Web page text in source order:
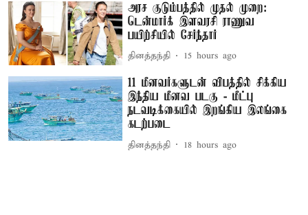
அரச குடும்பத்தில் முதல் முறை:
டென்மார்க் இளவரசி ராணுவ
பயிற்சியில் சேர்ந்தார்
தினத்தந்தி 15 hours ago
11 மீனவர்களுடன் விபத்தில் சிக்கிய
இந்திய மீனவ படகு - மீட்பு
நடவடிக்கையில் இறங்கிய இலங்கை
கடற்படை
தினத்தந்தி 18 hours ago